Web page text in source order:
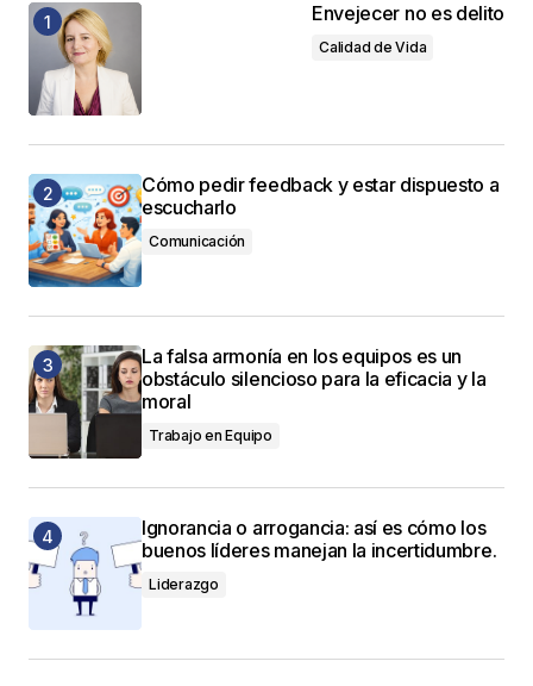
Envejecer no es delito
Calidad de Vida
Cómo pedir feedback y estar dispuesto a
escucharlo
Comunicación
La falsa armonía en los equipos es un
obstáculo silencioso para la eficacia y la
moral
Trabajo en Equipo
Ignorancia o arrogancia: así es cómo los
buenos líderes manejan la incertidumbre.
Liderazgo